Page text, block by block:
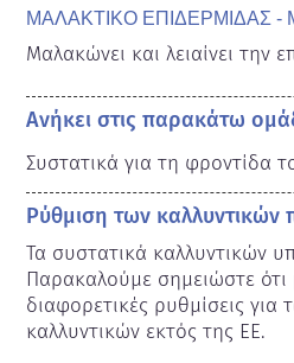
ΜΑΛΑΚΤΙΚΟ ΕΠΙΔΕΡΜΙΔΑΣ -
Μαλακώνει και λειαίνει την
Ανήκει στις παρακάτω
Συστατικά για τη φροντίδα
Ρύθμιση των καλλυντικών
Τα συστατικά καλλυντικών
Παρακαλούμε σημειώστε ότι
διαφορετικές ρυθμίσεις για
καλλυντικών εκτός της ΕΕ.